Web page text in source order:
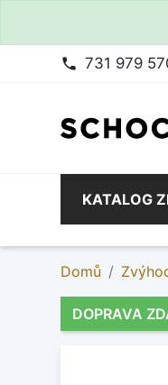
phone 731 979
KATALOG
Domů
DOPRAVA